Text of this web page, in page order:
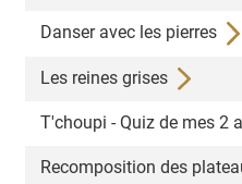
Danser avec les pierres
Les reines grises
T'choupi - Quiz de mes 2
Recomposition des